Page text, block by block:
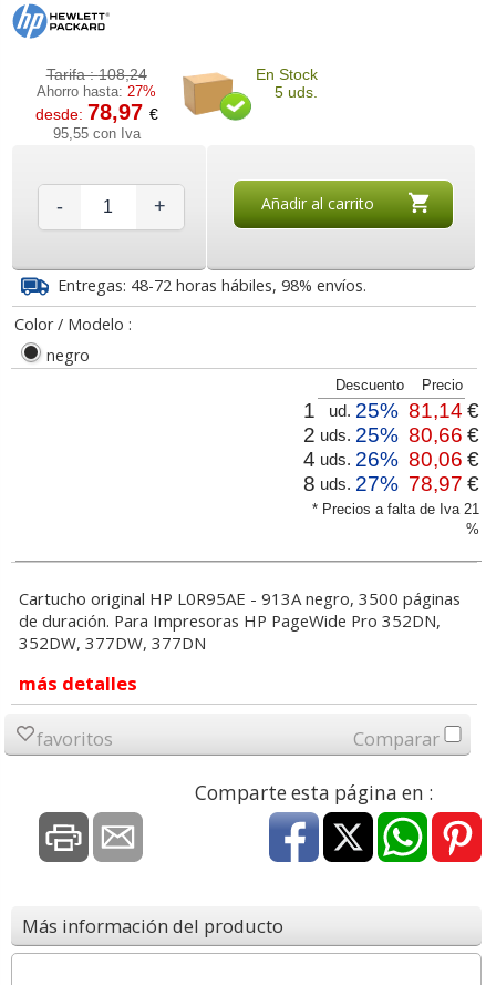
Tarifa :108,24
Ahorro hasta: 27%
desde: 78,97 €
95,55 con Iva
En Stock
5 uds.
- + Añadir al carrito
Entregas: 48-72 horas hábiles, 98% envíos.
Color / Modelo :
negro
* Precios a falta de Iva 21
%
Descuento Precio
1 ud. 25% 81,14 €
2 uds. 25% 80,66 €
4 uds. 26% 80,06 €
8 uds. 27% 78,97 €
Cartucho original HP L0R95AE - 913A negro, 3500 páginas
de duración. Para Impresoras HP PageWide Pro 352DN,
352DW, 377DW, 377DN
más detalles
favoritos Comparar
Comparte esta página en :
Más información del producto